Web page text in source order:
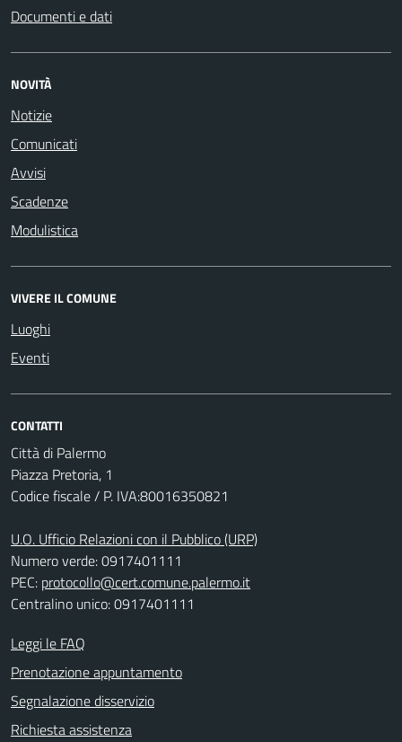
Documenti e dati
NOVITÀ
Notizie
Comunicati
Avvisi
Scadenze
Modulistica
VIVERE IL COMUNE
Luoghi
Eventi
CONTATTI
Città di Palermo
Piazza Pretoria, 1
Codice fiscale / P. IVA:80016350821
U.O. Ufficio Relazioni con il Pubblico (URP)
Numero verde: 0917401111
PEC: protocollo@cert.comune.palermo.it
Centralino unico: 0917401111
Leggi le FAQ
Prenotazione appuntamento
Segnalazione disservizio
Richiesta assistenza